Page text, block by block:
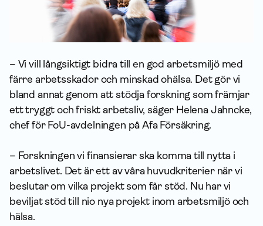
– Vi vill långsiktigt bidra till en god arbetsmiljö med
färre arbetsskador och minskad ohälsa. Det gör vi
bland annat genom att stödja forskning som främjar
ett tryggt och friskt arbetsliv, säger Helena Jahncke,
chef för FoU-avdelningen på Afa Försäkring.
– Forskningen vi finansierar ska komma till nytta i
arbetslivet. Det är ett av våra huvudkriterier när vi
beslutar om vilka projekt som får stöd. Nu har vi
beviljat stöd till nio nya projekt inom arbetsmiljö och
hälsa.